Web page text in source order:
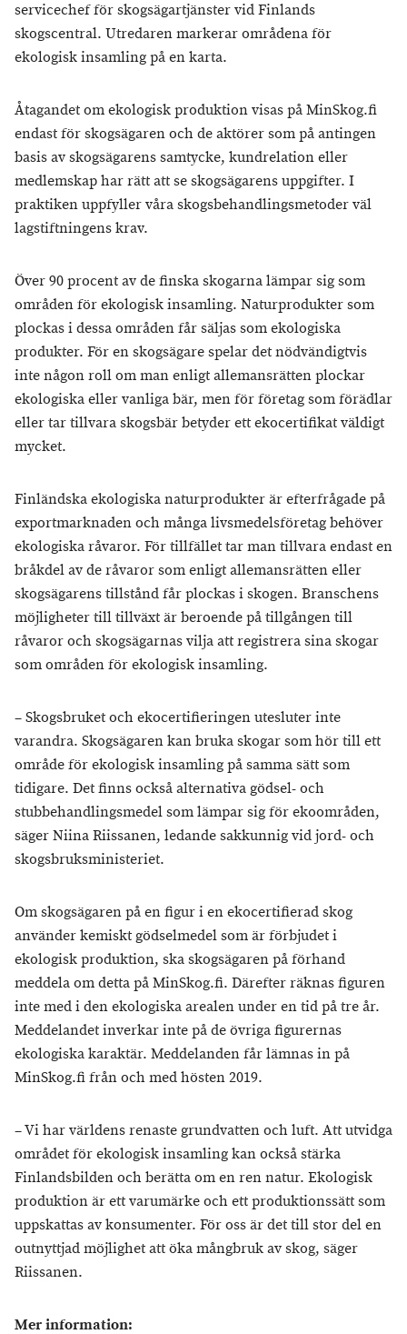
servicechef för skogsägartjänster vid Finlands
skogscentral. Utredaren markerar områdena för
ekologisk insamling på en karta.
Åtagandet om ekologisk produktion visas på MinSkog.fi
endast för skogsägaren och de aktörer som på antingen
basis av skogsägarens samtycke, kundrelation eller
medlemskap har rätt att se skogsägarens uppgifter. I
praktiken uppfyller våra skogsbehandlingsmetoder väl
lagstiftningens krav.
Över 90 procent av de finska skogarna lämpar sig som
områden för ekologisk insamling. Naturprodukter som
plockas i dessa områden får säljas som ekologiska
produkter. För en skogsägare spelar det nödvändigtvis
inte någon roll om man enligt allemansrätten plockar
ekologiska eller vanliga bär, men för företag som förädlar
eller tar tillvara skogsbär betyder ett ekocertifikat väldigt
mycket.
Finländska ekologiska naturprodukter är efterfrågade på
exportmarknaden och många livsmedelsföretag behöver
ekologiska råvaror. För tillfället tar man tillvara endast en
bråkdel av de råvaror som enligt allemansrätten eller
skogsägarens tillstånd får plockas i skogen. Branschens
möjligheter till tillväxt är beroende på tillgången till
råvaror och skogsägarnas vilja att registrera sina skogar
som områden för ekologisk insamling.
– Skogsbruket och ekocertifieringen utesluter inte
varandra. Skogsägaren kan bruka skogar som hör till ett
område för ekologisk insamling på samma sätt som
tidigare. Det finns också alternativa gödsel- och
stubbehandlingsmedel som lämpar sig för ekoområden,
säger Niina Riissanen, ledande sakkunnig vid jord- och
skogsbruksministeriet.
Om skogsägaren på en figur i en ekocertifierad skog
använder kemiskt gödselmedel som är förbjudet i
ekologisk produktion, ska skogsägaren på förhand
meddela om detta på MinSkog.fi. Därefter räknas figuren
inte med i den ekologiska arealen under en tid på tre år.
Meddelandet inverkar inte på de övriga figurernas
ekologiska karaktär. Meddelanden får lämnas in på
MinSkog.fi från och med hösten 2019.
– Vi har världens renaste grundvatten och luft. Att utvidga
området för ekologisk insamling kan också stärka
Finlandsbilden och berätta om en ren natur. Ekologisk
produktion är ett varumärke och ett produktionssätt som
uppskattas av konsumenter. För oss är det till stor del en
outnyttjad möjlighet att öka mångbruk av skog, säger
Riissanen.
Mer information: